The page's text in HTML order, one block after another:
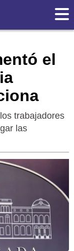
el
trabajadores
las